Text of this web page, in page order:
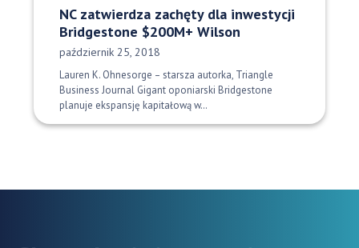
NC zatwierdza zachęty dla inwestycji
Bridgestone $200M+ Wilson
Data opublikowania:
październik 25, 2018
Lauren K. Ohnesorge – starsza autorka, Triangle
Business Journal Gigant oponiarski Bridgestone
planuje ekspansję kapitałową w…